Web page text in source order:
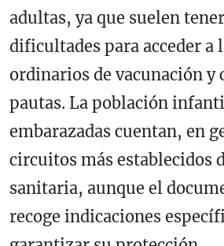
adultas, ya que suelen
dificultades para acceder a
ordinarios de vacunación y
pautas. La población
embarazadas cuentan, en
circuitos más establecidos
sanitaria, aunque el
recoge indicaciones